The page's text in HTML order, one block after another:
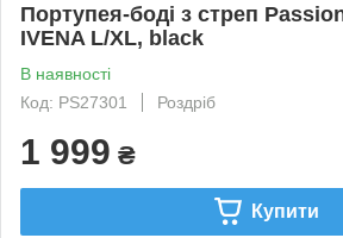
Портупея-боді з стреп
IVENA L/XL, black
В наявності
Код: PS27301
Роздріб
1 999 ₴
Купити